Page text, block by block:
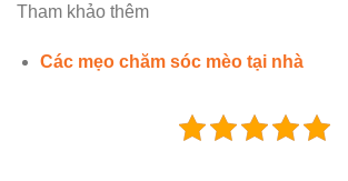
Tham khảo thêm
Các mẹo chăm sóc mèo tại nhà